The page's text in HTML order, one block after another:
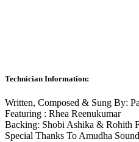
Technician Information:
Written, Composed & Sung By:
Featuring : Rhea Reenukumar
Backing: Shobi Ashika & Rohith
Special Thanks To Amudha